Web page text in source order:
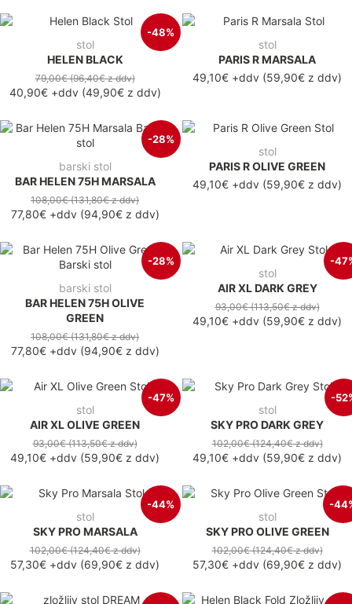
-48%
stol
HELEN BLACK
79,00€(96,40€z ddv)
40,90€+ddv(49,90€z ddv)
stol
PARIS R MARSALA
49,10€ +ddv (59,90€ z ddv)
-28%
barski stol
BAR HELEN 75H MARSALA
108,00€(131,80€z ddv)
77,80€+ddv(94,90€z ddv)
stol
PARIS R OLIVE GREEN
49,10€ +ddv (59,90€ z ddv)
-28%
barski stol
BAR HELEN 75H OLIVE
GREEN
108,00€(131,80€z ddv)
77,80€+ddv(94,90€z ddv)
-
stol
AIR XL DARK GREY
93,00€(113,50€z ddv)
49,10€ +ddv (59,90€ z ddv)
-47%
stol
AIR XL OLIVE GREEN
93,00€(113,50€z ddv)
49,10€ +ddv (59,90€ z ddv)
-
stol
SKY PRO DARK GREY
102,00€(124,40€z ddv)
49,10€ +ddv (59,90€ z ddv)
-44%
stol
SKY PRO MARSALA
102,00€(124,40€z ddv)
57,30€ +ddv (69,90€ z ddv)
-
stol
SKY PRO OLIVE GREEN
102,00€(124,40€z ddv)
57,30€ +ddv (69,90€ z ddv)